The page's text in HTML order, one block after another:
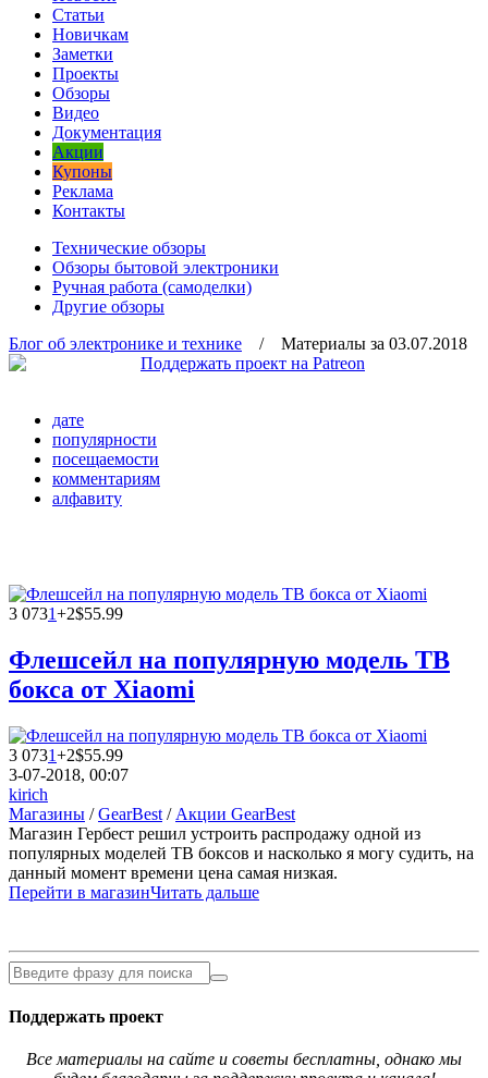
Статьи
Новичкам
Заметки
Проекты
Обзоры
Видео
Документация
Акции
Купоны
Реклама
Контакты
Технические обзоры
Обзоры бытовой электроники
Ручная работа (самоделки)
Другие обзоры
Блог об электронике и технике / Материалы за 03.07.2018
дате
популярности
посещаемости
комментариям
алфавиту
3 0731+2$55.99
Флешсейл на популярную модель ТВ
бокса от Xiaomi
3 0731+2$55.99
3-07-2018, 00:07
kirich
Магазины /GearBest / Акции GearBest
Магазин Гербест решил устроить распродажу одной из
популярных моделей ТВ боксов и насколько я могу судить, на
данный момент времени цена самая низкая.
Перейти в магазинЧитать дальше
Поддержать проект
Все материалы на сайте и советы бесплатны, однако мы